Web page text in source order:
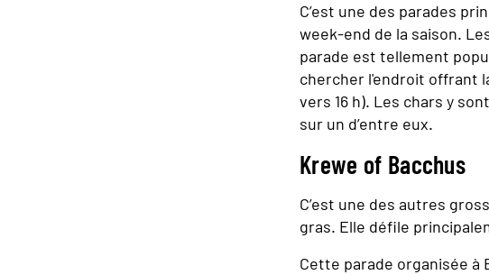
C’est une des parades
week-end de la saison.
parade est tellement
chercher l'endroit offrant
vers 16 h). Les chars y
sur un d’entre eux.
Krewe of Bacchus
C’est une des autres
gras. Elle défile
Cette parade organisée à